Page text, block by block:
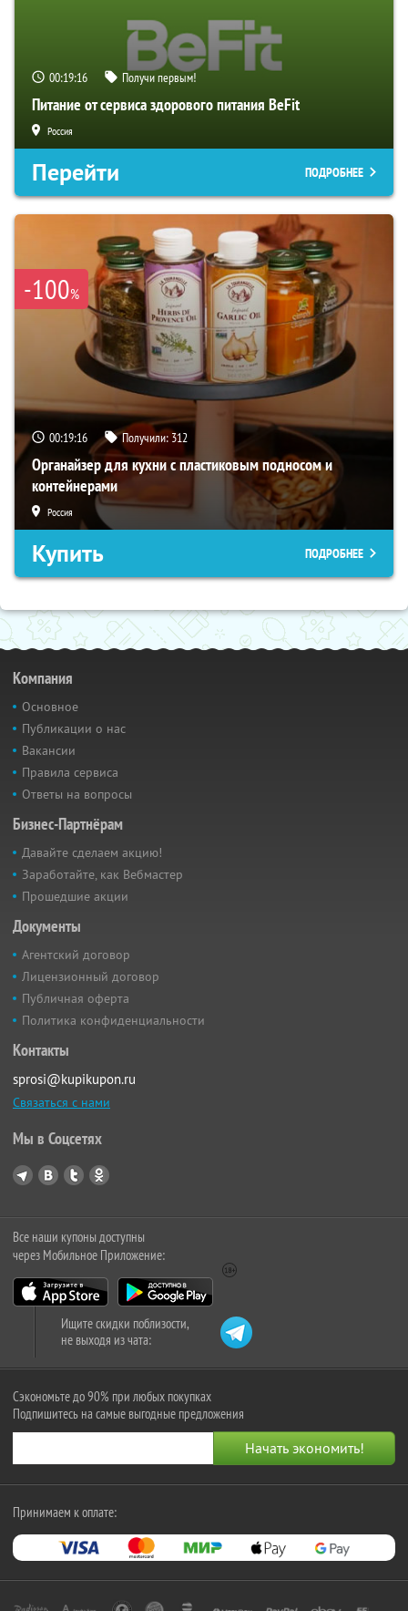
00:19:15 Получи первым!
Питание от сервиса здорового питания BeFit
Россия
Перейти ПОДРОБНЕЕ
-100%
00:19:15 Получили: 312
Органайзер для кухни с пластиковым подносом и
контейнерами
Россия
Купить ПОДРОБНЕЕ
Компания
Основное
Публикации о нас
Вакансии
Правила сервиса
Ответы на вопросы
Бизнес-Партнёрам
Давайте сделаем акцию!
Заработайте, как Вебмастер
Прошедшие акции
Документы
Агентский договор
Лицензионный договор
Публичная оферта
Политика конфиденциальности
Контакты
sprosi@kupikupon.ru
Связаться с нами
Мы в Соцсетях
Все наши купоны доступны
через Мобильное Приложение:
Ищите скидки поблизости,
не выходя из чата:
Сэкономьте до 90% при любых покупках
Подпишитесь на самые выгодные предложения
Принимаем к оплате: